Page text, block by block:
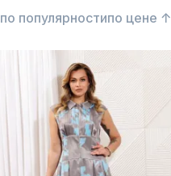
по популярностипо цене ↑